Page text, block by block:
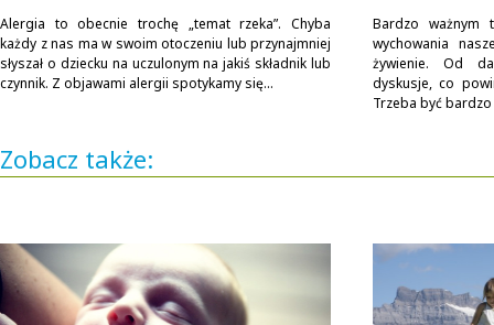
Alergia to obecnie trochę „temat rzeka”. Chyba
każdy z nas ma w swoim otoczeniu lub przynajmniej
słyszał o dziecku na uczulonym na jakiś składnik lub
czynnik. Z objawami alergii spotykamy się...
Bardzo ważnym
wychowania
żywienie. Od
dyskusje, co
Trzeba być
Zobacz także: